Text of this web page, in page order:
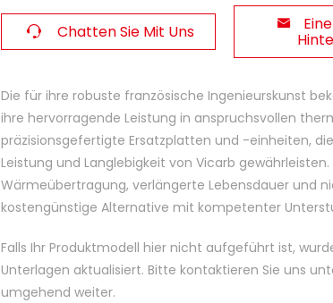
Chatten Sie Mit Uns
Die für ihre robuste französische Ingenieurskunst
ihre hervorragende Leistung in anspruchsvollen
präzisionsgefertigte Ersatzplatten und -einheiten,
Leistung und Langlebigkeit von Vicarb
Wärmeübertragung, verlängerte Lebensdauer und
kostengünstige Alternative mit kompetenter
Falls Ihr Produktmodell hier nicht aufgeführt ist,
Unterlagen aktualisiert. Bitte kontaktieren Sie uns
umgehend weiter.